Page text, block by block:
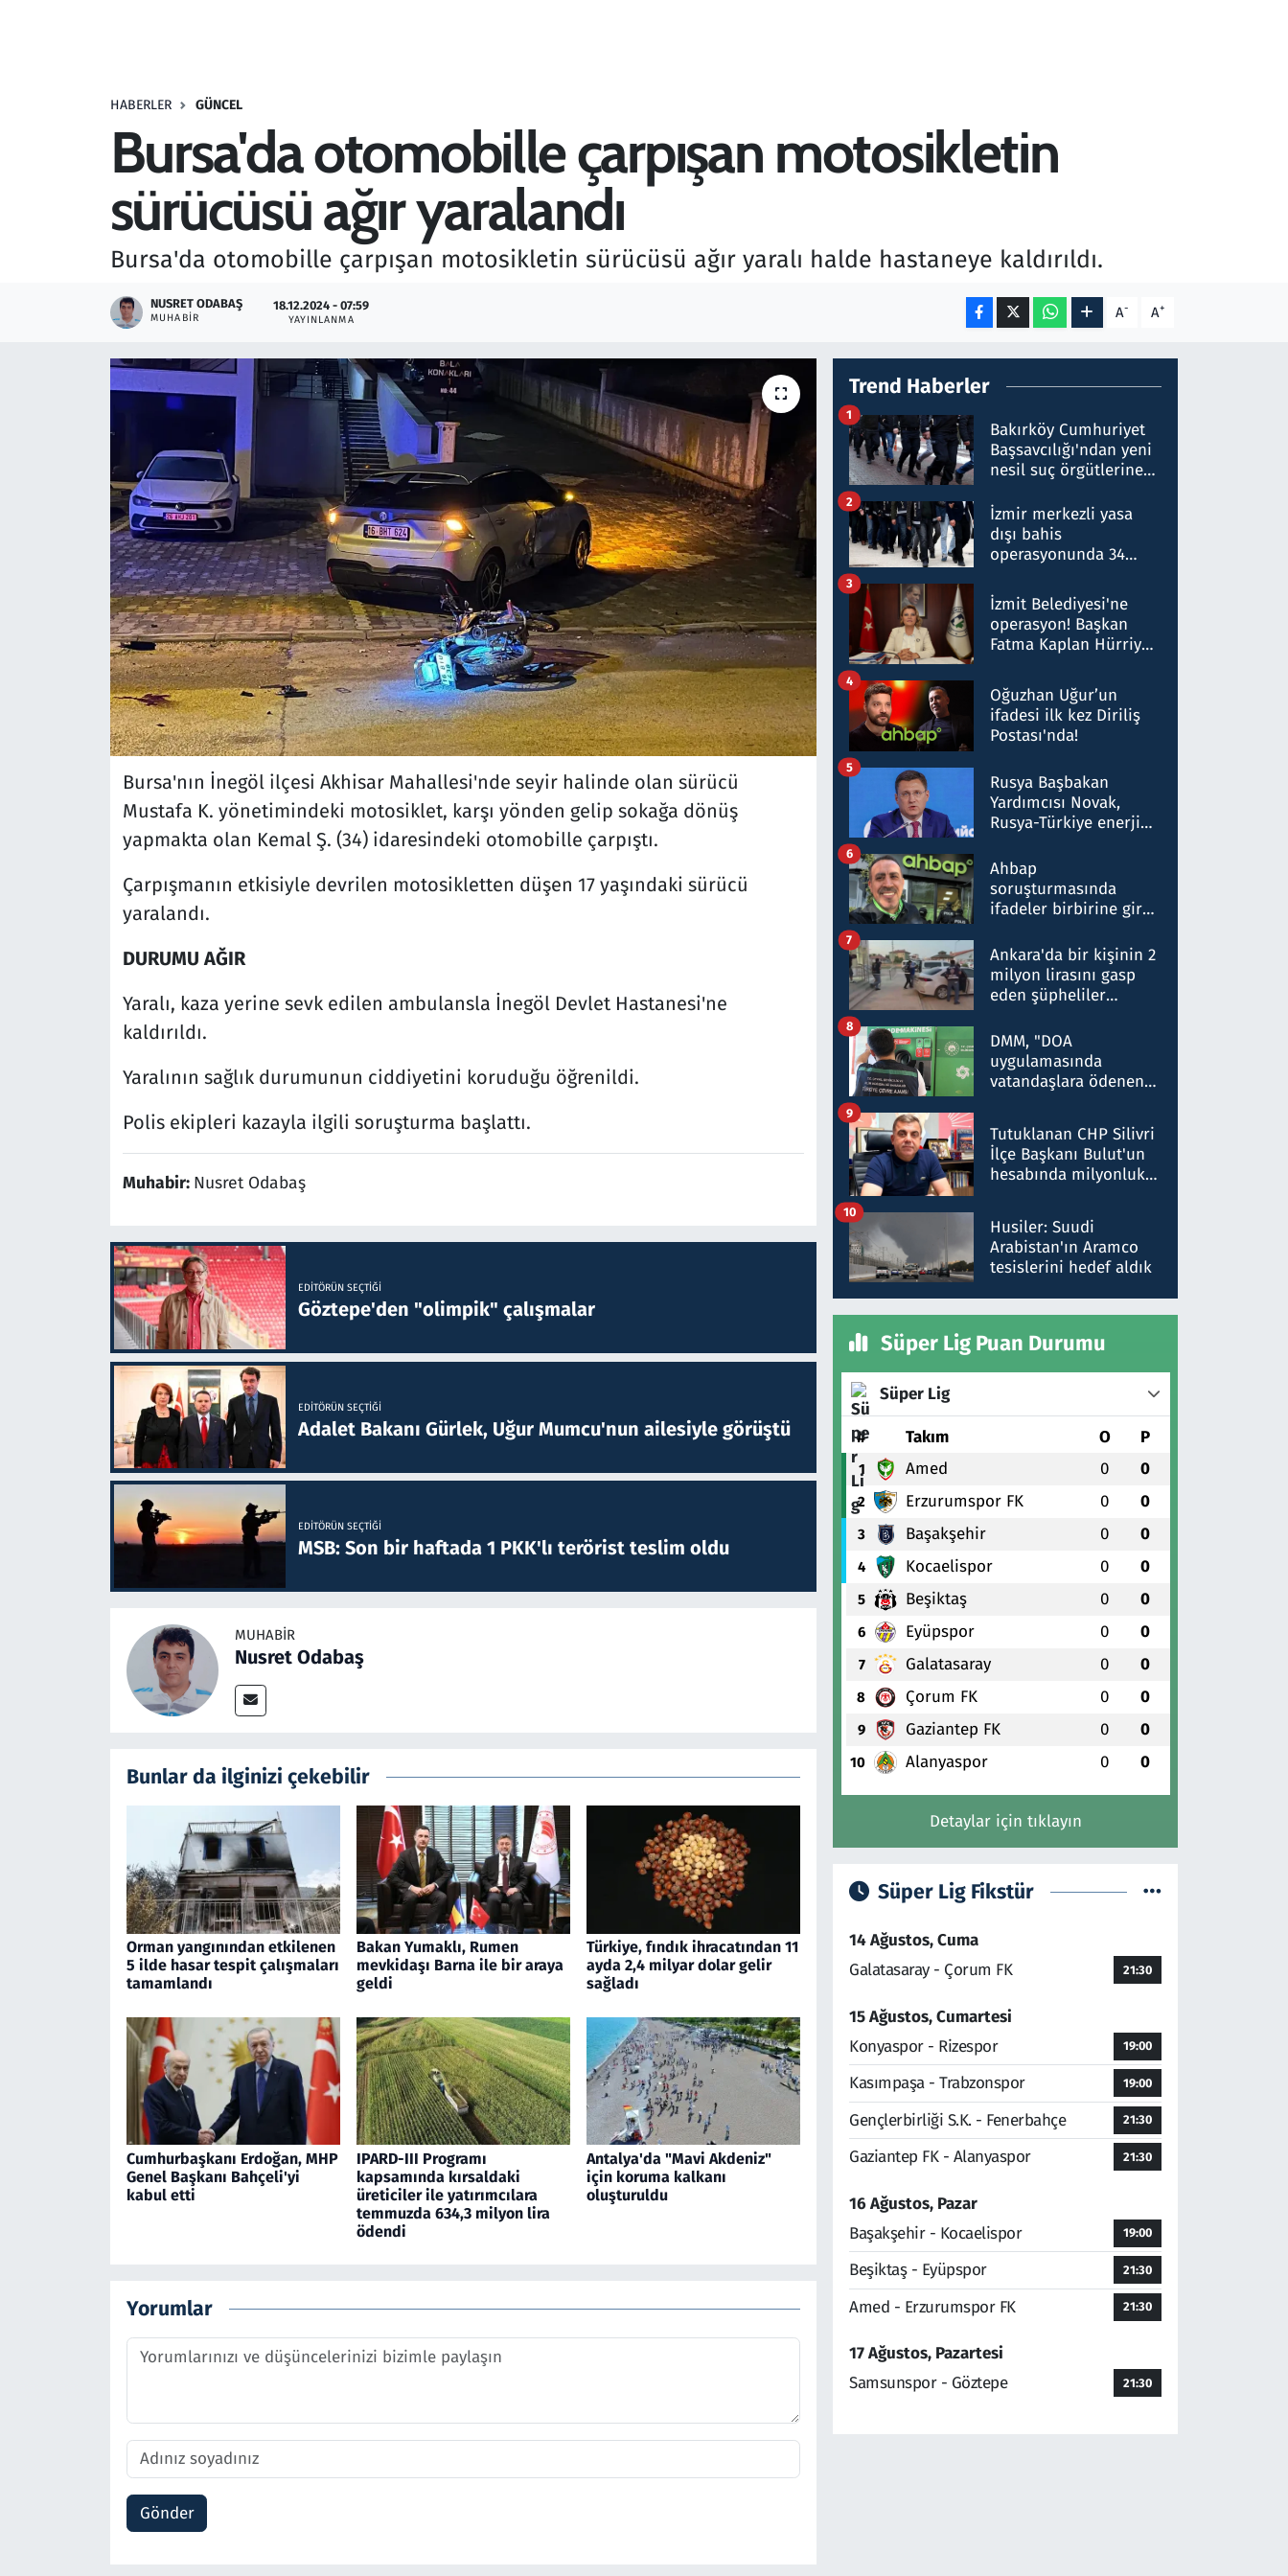
HABERLER GÜNCEL
Bursa'da otomobille çarpışan motosikletin
sürücüsü ağır yaralandı
Bursa'da otomobille çarpışan motosikletin sürücüsü ağır yaralı halde hastaneye kaldırıldı.
NUSRET ODABAŞ
MUHABIR
18.12.2024 - 07:59
YAYINLANMA A- A+
Bursa'nın İnegöl ilçesi Akhisar Mahallesi'nde seyir halinde olan sürücü
Mustafa K. yönetimindeki motosiklet, karşı yönden gelip sokağa dönüş
yapmakta olan Kemal Ş. (34) idaresindeki otomobille çarpıştı.
Çarpışmanın etkisiyle devrilen motosikletten düşen 17 yaşındaki sürücü
yaralandı.
DURUMU AĞIR
Yaralı, kaza yerine sevk edilen ambulansla İnegöl Devlet Hastanesi'ne
kaldırıldı.
Yaralının sağlık durumunun ciddiyetini koruduğu öğrenildi.
Polis ekipleri kazayla ilgili soruşturma başlattı.
Muhabir: Nusret Odabaş
EDITÖRÜN SEÇTIĞI
Göztepe'den "olimpik" çalışmalar
EDITÖRÜN SEÇTIĞI
Adalet Bakanı Gürlek, Uğur Mumcu'nun ailesiyle görüştü
EDITÖRÜN SEÇTIĞI
MSB: Son bir haftada 1 PKK'lı terörist teslim oldu
MUHABIR
Nusret Odabaş
Bunlar da ilginizi çekebilir
Orman yangınından etkilenen
5 ilde hasar tespit çalışmaları
tamamlandı
Bakan Yumaklı, Rumen
mevkidaşı Barna ile bir araya
geldi
Türkiye, fındık ihracatından 11
ayda 2,4 milyar dolar gelir
sağladı
Cumhurbaşkanı Erdoğan, MHP
Genel Başkanı Bahçeli'yi
kabul etti
IPARD-III Programı
kapsamında kırsaldaki
üreticiler ile yatırımcılara
temmuzda 634,3 milyon lira
ödendi
Antalya'da "Mavi Akdeniz"
için koruma kalkanı
oluşturuldu
Yorumlar
Gönder
Trend Haberler
Bakırköy Cumhuriyet
Başsavcılığı'ndan yeni
nesil suç örgütlerine
hakkında gözaltı kararı
1
İzmir merkezli yasa
dışı bahis
operasyonunda 34
Milyar liralık para
trafiği tespit edildi
2
İzmit Belediyesi'ne
operasyon! Başkan
Fatma Kaplan Hürriyet
3
Oğuzhan Uğur’un
ifadesi ilk kez Diriliş
Postası'nda!
4
Rusya Başbakan
Yardımcısı Novak,
Rusya-Türkiye enerji
nitelikte olduğunu
belirtti
5
Ahbap
soruşturmasında
ifadeler birbirine girdi:
ifadelerinden ortaya
çıkan tablo şok etti
6
Ankara'da bir kişinin 2
milyon lirasını gasp
eden şüpheliler
7
DMM, "DOA
uygulamasında
vatandaşlara ödenen
düşürüldüğü" iddiasını
yalanladı
8
Tutuklanan CHP Silivri
İlçe Başkanı Bulut'un
hesabında milyonluk
talimat verdi, ben
gönderdim
9
Husiler: Suudi
Arabistan'ın Aramco
tesislerini hedef aldık
10
Süper Lig Puan Durumu
Süper Lig
# Takım O P
1 Amed 0 0
2 Erzurumspor FK 0 0
3 Başakşehir 0 0
4 Kocaelispor 0 0
5 Beşiktaş 0 0
6 Eyüpspor 0 0
7 Galatasaray 0 0
8 Çorum FK 0 0
9 Gaziantep FK 0 0
10 Alanyaspor 0 0
Detaylar için tıklayın
Süper Lig Fikstür
14 Ağustos, Cuma
Galatasaray - Çorum FK
21:30
15 Ağustos, Cumartesi
Konyaspor - Rizespor
19:00
Kasımpaşa - Trabzonspor 19:00
Gençlerbirliği S.K. - Fenerbahçe 21:30
Gaziantep FK - Alanyaspor 21:30
16 Ağustos, Pazar
Başakşehir - Kocaelispor
19:00
Beşiktaş - Eyüpspor 21:30
Amed - Erzurumspor FK 21:30
17 Ağustos, Pazartesi
Samsunspor - Göztepe
21:30
Savunma Sanayi
Televizyon